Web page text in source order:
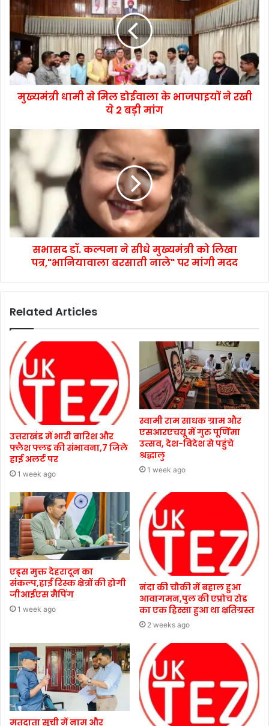
मुख्यमंत्री धामी से मिल डोईवाला के भाजपाइयों ने रखी
ये 2 बड़ी मांग
सभासद डॉ. कल्पना ने सीधे मुख्यमंत्री को लिखा
पत्र,"भानियावाला बरसाती नाले" पर मांगी मदद
Related Articles
उत्तराखंड में भारी बारिश और
फ्लैश फ्लड की संभावना,7 जिले
हाई अलर्ट पर
1 week ago
स्वामी राम साधक ग्राम और
एसआरएचयू में गुरु पूर्णिमा
उत्सव, देश-विदेश से पहुंचे
श्रद्धालु
1 week ago
एड्स मुक्त देहरादून का
संकल्प,हाई रिस्क क्षेत्रों की होगी
जीआईएस मैपिंग
1 week ago
नंदा की चौकी में बहाल हुआ
आवागमन,पुल की एप्रोच रोड
का एक हिस्सा हुआ था क्षतिग्रस्त
2 weeks ago
मतदाता सूची में नाम और